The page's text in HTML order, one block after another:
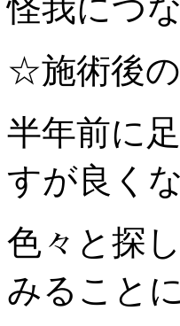
怪我につ
☆施術後
半年前に
すが良く
色々と探
みること